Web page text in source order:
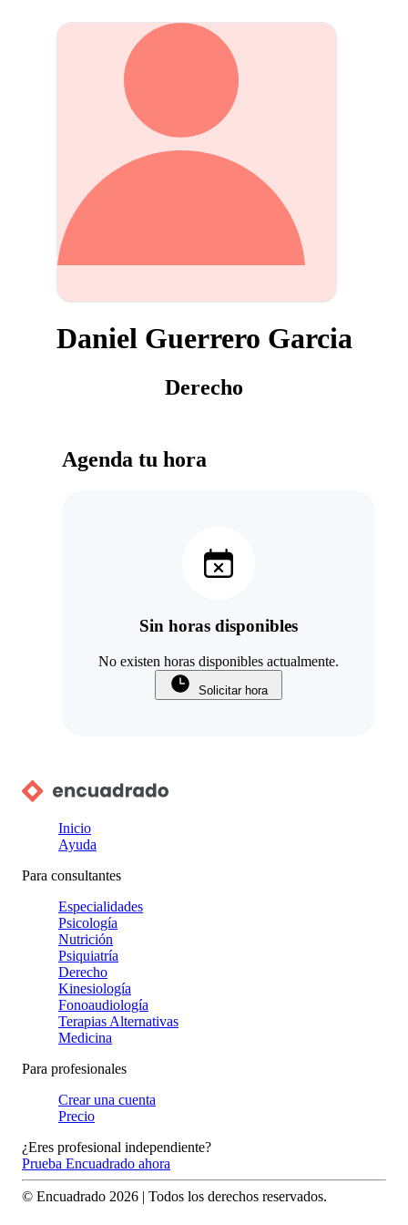
Daniel Guerrero Garcia
Derecho
Agenda tu hora
Sin horas disponibles
No existen horas disponibles actualmente.
Solicitar hora
Inicio
Ayuda
Para consultantes
Especialidades
Psicología
Nutrición
Psiquiatría
Derecho
Kinesiología
Fonoaudiología
Terapias Alternativas
Medicina
Para profesionales
Crear una cuenta
Precio
¿Eres profesional independiente?
Prueba Encuadrado ahora
© Encuadrado 2026 | Todos los derechos reservados.